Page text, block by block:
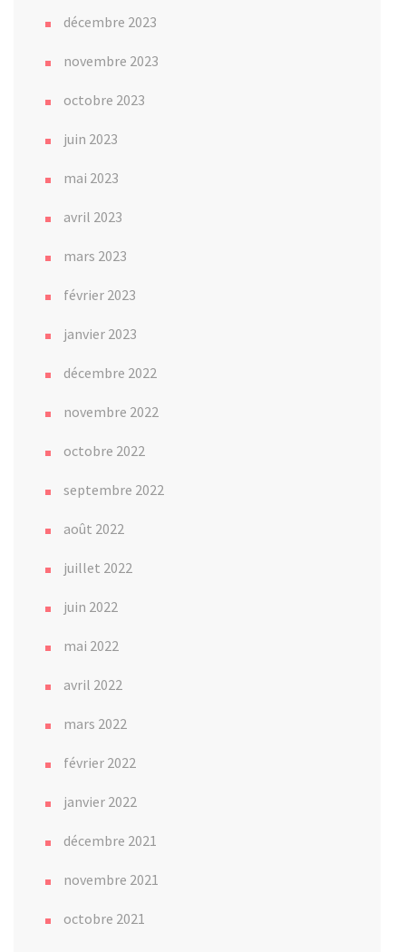
décembre 2023
novembre 2023
octobre 2023
juin 2023
mai 2023
avril 2023
mars 2023
février 2023
janvier 2023
décembre 2022
novembre 2022
octobre 2022
septembre 2022
août 2022
juillet 2022
juin 2022
mai 2022
avril 2022
mars 2022
février 2022
janvier 2022
décembre 2021
novembre 2021
octobre 2021